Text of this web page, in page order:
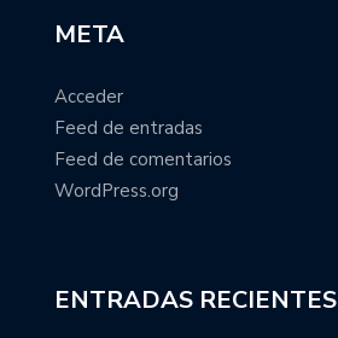
META
Acceder
Feed de entradas
Feed de comentarios
WordPress.org
ENTRADAS RECIENTES